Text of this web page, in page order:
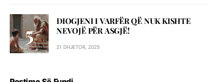
DIOGJENI I VARFËR QË NUK KISHTE
NEVOJË PËR ASGJË!
21 DHJETOR, 2025